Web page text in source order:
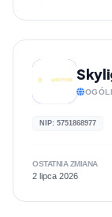
NIP: 5751868977
OSTATNIA ZMIANA
2 lipca 2026